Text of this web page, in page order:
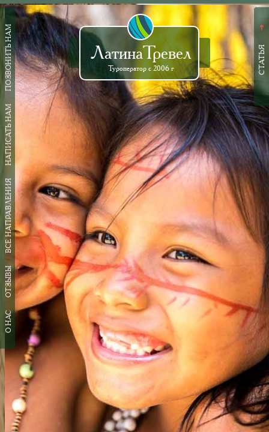
ЛатинаТревел
Туроператор с 2006 г
ПОЗВОНИТЬ НАМ
НАПИСАТЬ НАМ
ВСЕ НАПРАВЛЕНИЯ
ОТЗЫВЫ
О НАС
➜
СТАТЬЯ